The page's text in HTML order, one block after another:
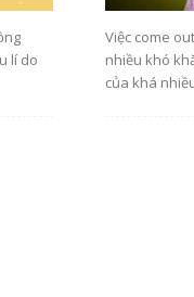
lí do
Việc come
nhiều khó
của khá